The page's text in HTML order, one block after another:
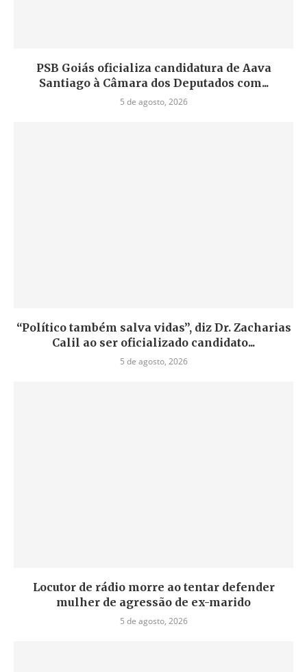
PSB Goiás oficializa candidatura de Aava
Santiago à Câmara dos Deputados com...
5 de agosto, 2026
“Político também salva vidas”, diz Dr. Zacharias
Calil ao ser oficializado candidato...
5 de agosto, 2026
Locutor de rádio morre ao tentar defender
mulher de agressão de ex-marido
5 de agosto, 2026